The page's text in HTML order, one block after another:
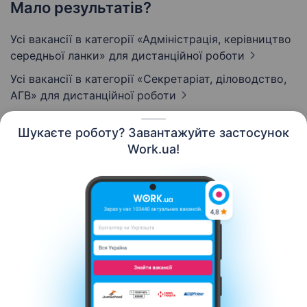
Шукаєте роботу? Завантажуйте застосунок
Work.ua!
Мало результатів?
Усі вакансії в категорії «Адмiнiстрацiя, керівництво
середньої ланки» для дистанційної роботи
Усі вакансії в категорії «Секретаріат, діловодство,
АГВ» для дистанційної роботи
Контакти Про нас
Кар’єра
Допомога Умови використання